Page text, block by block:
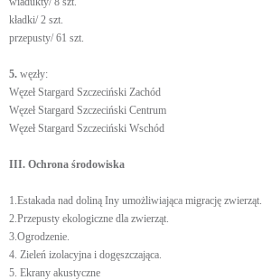
kładki/ 2 szt.
przepusty/ 61 szt.
5. węzły:
Węzeł Stargard Szczeciński Zachód
Węzeł Stargard Szczeciński Centrum
Węzeł Stargard Szczeciński Wschód
III. Ochrona środowiska
1.Estakada nad doliną Iny umożliwiająca migrację zwierząt.
2.Przepusty ekologiczne dla zwierząt.
3.Ogrodzenie.
4. Zieleń izolacyjna i dogęszczająca.
5. Ekrany akustyczne